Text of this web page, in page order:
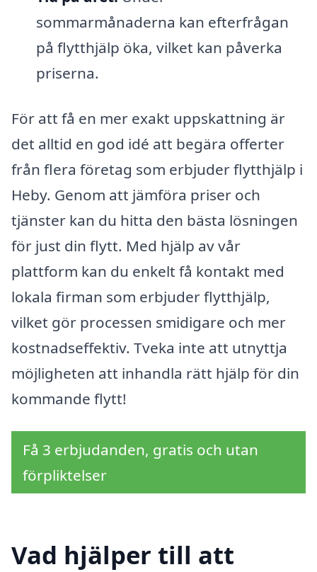
sommarmånaderna kan efterfrågan
på flytthjälp öka, vilket kan påverka
priserna.
För att få en mer exakt uppskattning är
det alltid en god idé att begära offerter
från flera företag som erbjuder flytthjälp i
Heby. Genom att jämföra priser och
tjänster kan du hitta den bästa lösningen
för just din flytt. Med hjälp av vår
plattform kan du enkelt få kontakt med
lokala firman som erbjuder flytthjälp,
vilket gör processen smidigare och mer
kostnadseffektiv. Tveka inte att utnyttja
möjligheten att inhandla rätt hjälp för din
kommande flytt!
Få 3 erbjudanden, gratis och utan
förpliktelser
Vad hjälper till att